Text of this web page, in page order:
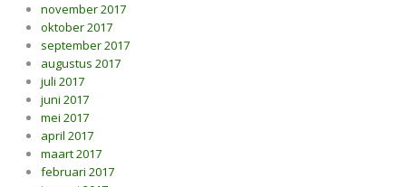
november 2017
oktober 2017
september 2017
augustus 2017
juli 2017
juni 2017
mei 2017
april 2017
maart 2017
februari 2017